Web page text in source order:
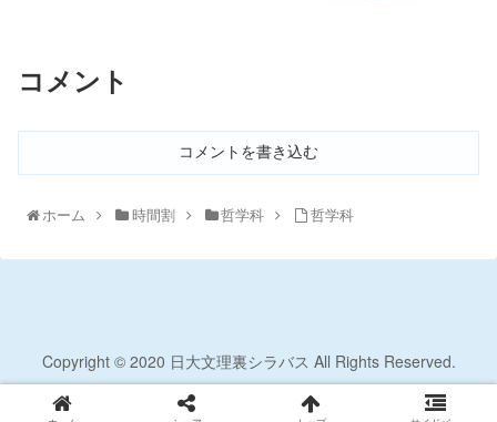
コメント
コメントを書き込む
ホーム 時間割 哲学科 哲学科
Copyright © 2020 日大文理裏シラバス All Rights Reserved.